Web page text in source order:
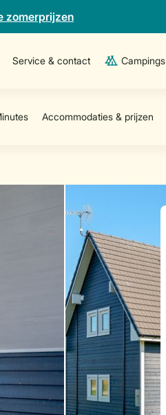
zomerprijzen
Service & contact Campings